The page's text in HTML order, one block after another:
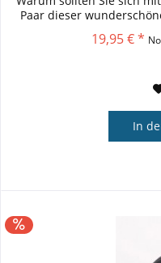
Paar dieser
19,95 € *
In